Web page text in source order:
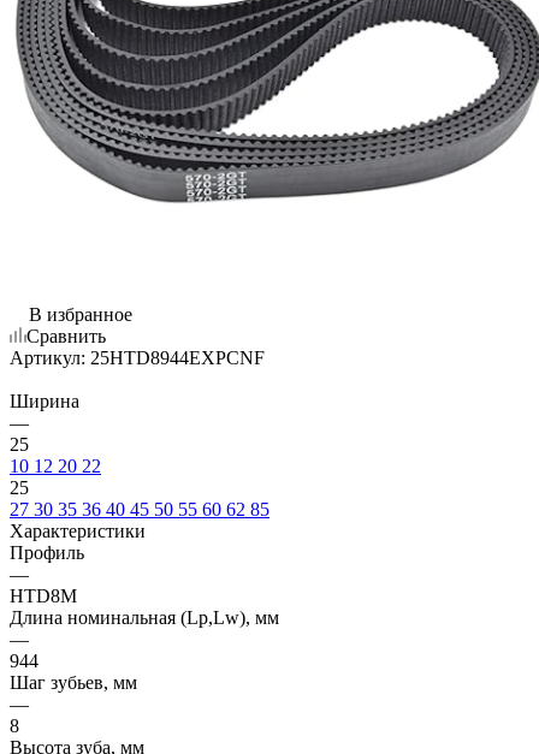
В избранное
Сравнить
Артикул: 25HTD8944EXPCNF
Ширина
—
25
10 12 20 22
25
27 30 35 36 40 45 50 55 60 62 85
Характеристики
Профиль
—
HTD8M
Длина номинальная (Lp,Lw), мм
—
944
Шаг зубьев, мм
—
8
Высота зуба, мм